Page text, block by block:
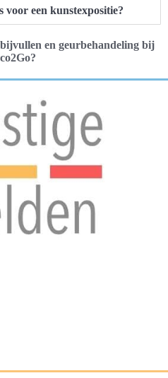
voor een kunstexpositie?
en geurbehandeling bij